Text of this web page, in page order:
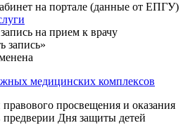
на портале (данные от ЕПГУ)
на прием к врачу
запись»
медицинских комплексов
просвещения и оказания
Дня защиты детей